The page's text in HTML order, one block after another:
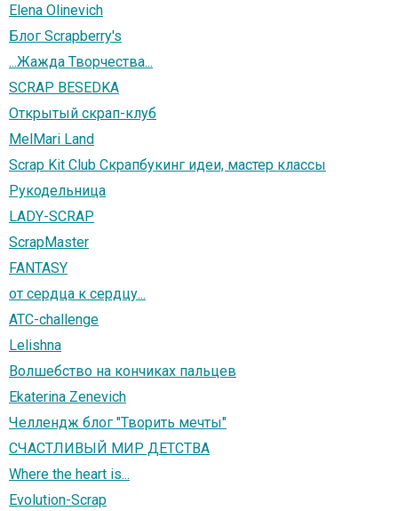
Elena Olinevich
Блог Scrapberry's
...Жажда Творчества...
SCRAP BESEDKA
Открытый скрап-клуб
MelMari Land
Scrap Kit Club Скрапбукинг идеи, мастер классы
Рукодельница
LADY-SCRAP
ScrapMaster
FANTASY
от сердца к сердцу...
ATC-challenge
Lelishna
Волшебство на кончиках пальцев
Ekaterina Zenevich
Челлендж блог "Творить мечты"
СЧАСТЛИВЫЙ МИР ДЕТСТВА
Where the heart is...
Evolution-Scrap